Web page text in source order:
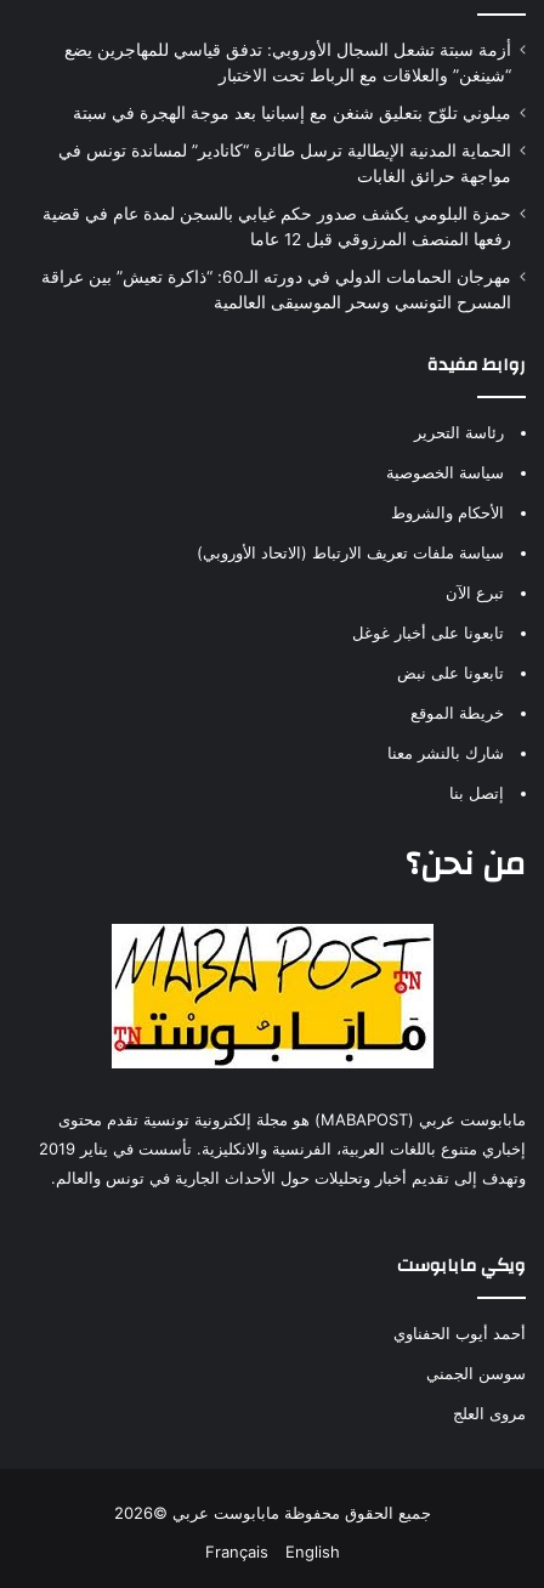
أزمة سبتة تشعل السجال الأوروبي: تدفق قياسي للمهاجرين يضع
“شينغن” والعلاقات مع الرباط تحت الاختبار
ميلوني تلوّح بتعليق شنغن مع إسبانيا بعد موجة الهجرة في سبتة
الحماية المدنية الإيطالية ترسل طائرة “كانادير” لمساندة تونس في
مواجهة حرائق الغابات
حمزة البلومي يكشف صدور حكم غيابي بالسجن لمدة عام في قضية
رفعها المنصف المرزوقي قبل 12 عاما
مهرجان الحمامات الدولي في دورته الـ60: “ذاكرة تعيش” بين عراقة
المسرح التونسي وسحر الموسيقى العالمية
روابط مفيدة
رئاسة التحرير
سياسة الخصوصية
الأحكام والشروط
سياسة ملفات تعريف الارتباط (الاتحاد الأوروبي)
تبرع الآن
تابعونا على أخبار غوغل
تابعونا على نبض
خريطة الموقع
شارك بالنشر معنا
إتصل بنا
من نحن؟
مابابوست عربي (MABAPOST) هو مجلة إلكترونية تونسية تقدم محتوى
إخباري متنوع باللغات العربية، الفرنسية والانكليزية. تأسست في يناير 2019
وتهدف إلى تقديم أخبار وتحليلات حول الأحداث الجارية في تونس والعالم.
ويكي مابابوست
أحمد أيوب الحفناوي
سوسن الجمني
مروى العلج
جميع الحقوق محفوظة مابابوست عربي ©2026
English
Français